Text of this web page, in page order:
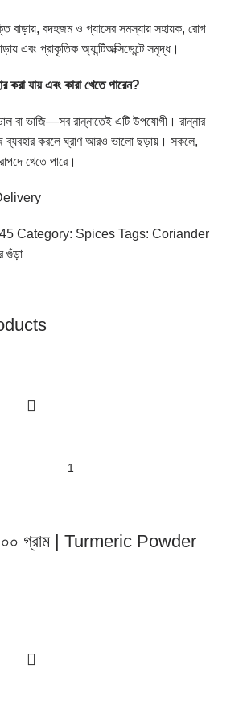
বাড়ায়, বদহজম ও গ্যাসের সমস্যায় সহায়ক, রোগ
এবং প্রাকৃতিক অ্যান্টিঅক্সিডেন্টে সমৃদ্ধ।
করা যায় এবং কারা খেতে পারেন?
বা ভাজি—সব রান্নাতেই এটি উপযোগী। রান্নার
ব্যবহার করলে ঘ্রাণ আরও ভালো ছড়ায়। সকলে,
খেতে পারে।
Category: Spices Tags: Coriander
গুঁড়া
গ্রাম | Turmeric Powder